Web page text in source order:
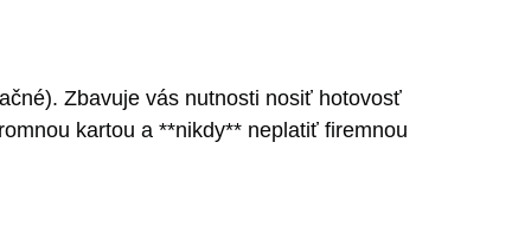
Zbavuje vás nutnosti nosiť hotovosť
kartou a **nikdy** neplatiť firemnou